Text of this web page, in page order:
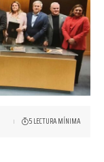
5 LECTURA MÍNIMA